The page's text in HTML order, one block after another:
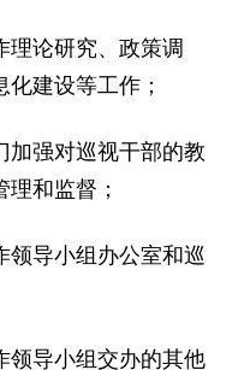
理论研究、政策调
建设等工作；
加强对巡视干部的教
和监督；
领导小组办公室和巡
领导小组交办的其他